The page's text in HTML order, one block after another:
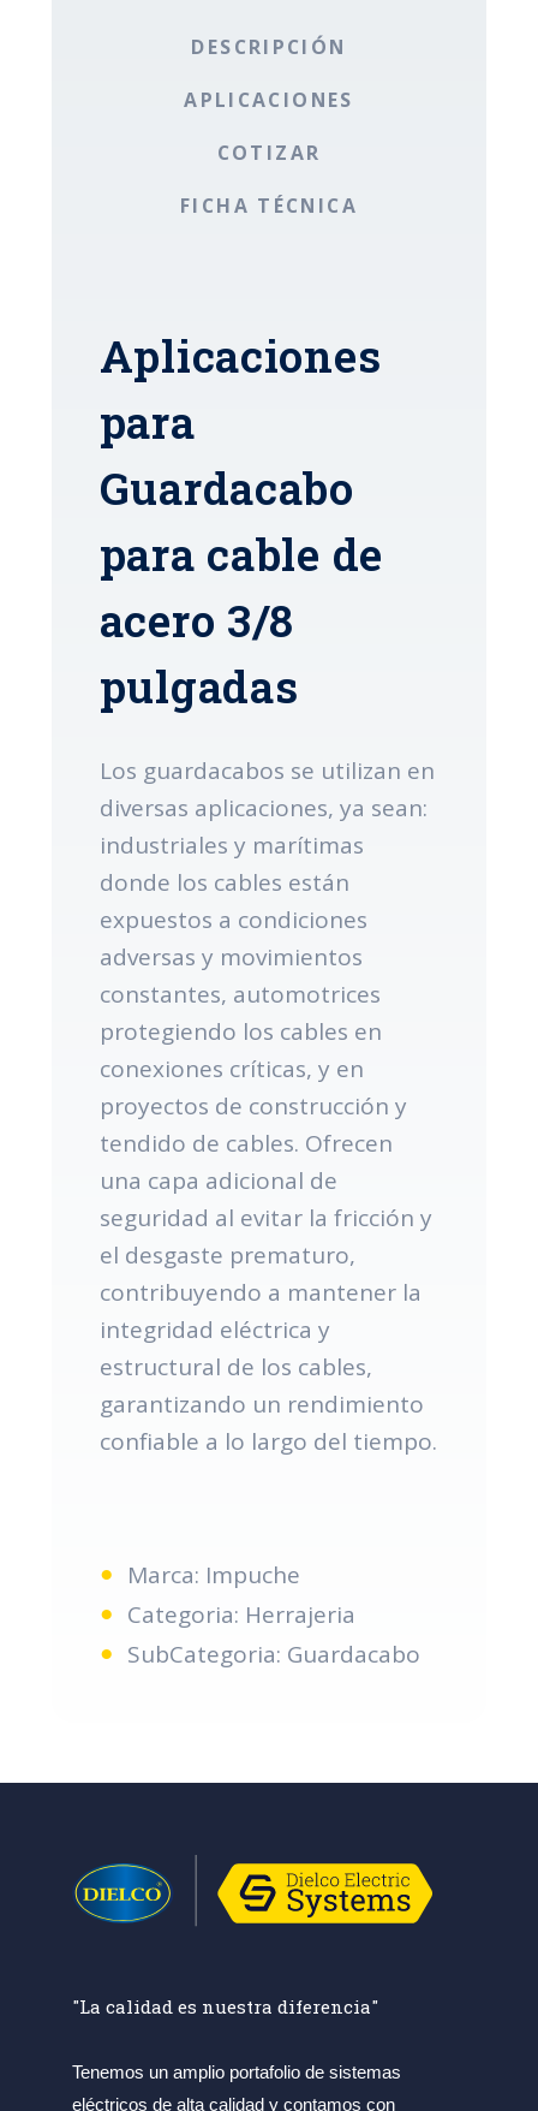
DESCRIPCIÓN
APLICACIONES
COTIZAR
FICHA TÉCNICA
Aplicaciones
para
Guardacabo
para cable de
acero 3/8
pulgadas
Los guardacabos se utilizan en
diversas aplicaciones, ya sean:
industriales y marítimas
donde los cables están
expuestos a condiciones
adversas y movimientos
constantes, automotrices
protegiendo los cables en
conexiones críticas, y en
proyectos de construcción y
tendido de cables. Ofrecen
una capa adicional de
seguridad al evitar la fricción y
el desgaste prematuro,
contribuyendo a mantener la
integridad eléctrica y
estructural de los cables,
garantizando un rendimiento
confiable a lo largo del tiempo.
Marca: Impuche
Categoria: Herrajeria
SubCategoria: Guardacabo
"La calidad es nuestra diferencia"
Tenemos un amplio portafolio de sistemas
eléctricos de alta calidad y contamos con